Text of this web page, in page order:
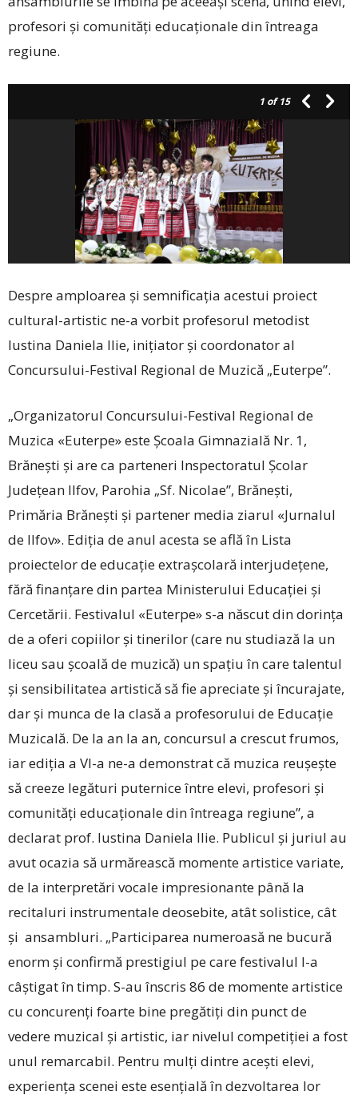
profesori și comunități educaționale din întreaga
regiune.
1 of 15
Despre amploarea și semnificația acestui proiect
cultural-artistic ne-a vorbit profesorul metodist
Iustina Daniela Ilie, inițiator și coordonator al
Concursului-Festival Regional de Muzică „Euterpe”.
„Organizatorul Concursului-Festival Regional de
Muzica «Euterpe» este Școala Gimnazială Nr. 1,
Brănești și are ca parteneri Inspectoratul Școlar
Județean Ilfov, Parohia „Sf. Nicolae”, Brănești,
Primăria Brănești și partener media ziarul «Jurnalul
de Ilfov». Ediția de anul acesta se află în Lista
proiectelor de educație extrașcolară interjudețene,
fără finanțare din partea Ministerului Educației și
Cercetării. Festivalul «Euterpe» s-a născut din dorința
de a oferi copiilor și tinerilor (care nu studiază la un
liceu sau școală de muzică) un spațiu în care talentul
și sensibilitatea artistică să fie apreciate și încurajate,
dar și munca de la clasă a profesorului de Educație
Muzicală. De la an la an, concursul a crescut frumos,
iar ediția a VI-a ne-a demonstrat că muzica reușește
să creeze legături puternice între elevi, profesori și
comunități educaționale din întreaga regiune”, a
declarat prof. Iustina Daniela Ilie. Publicul și juriul au
avut ocazia să urmărească momente artistice variate,
de la interpretări vocale impresionante până la
recitaluri instrumentale deosebite, atât solistice, cât
și ansambluri. „Participarea numeroasă ne bucură
enorm și confirmă prestigiul pe care festivalul l-a
câștigat în timp. S-au înscris 86 de momente artistice
cu concurenți foarte bine pregătiți din punct de
vedere muzical și artistic, iar nivelul competiției a fost
unul remarcabil. Pentru mulți dintre acești elevi,
experiența scenei este esențială în dezvoltarea lor